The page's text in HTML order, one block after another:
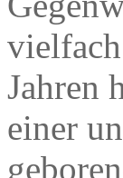
Jahren
einer